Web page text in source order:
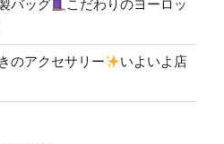
バッグ
こだわりのヨーロッ
のアクセサリー
いよいよ店